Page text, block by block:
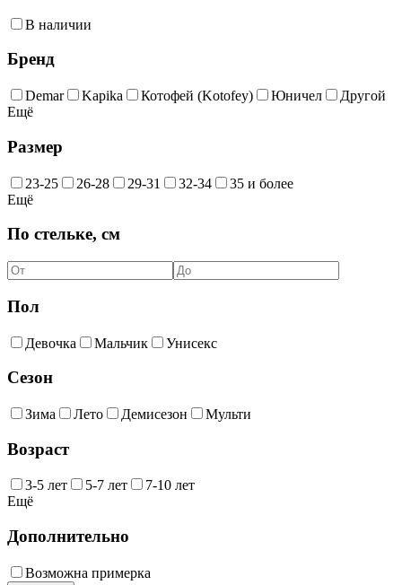
В наличии
Бренд
Demar Kapika Котофей (Kotofey) Юничел
Другой
Ещё
Размер
23-25 26-28 29-31 32-34
35 и более
Ещё
По стельке, см
Пол
Девочка Мальчик Унисекс
Сезон
Зима Лето Демисезон Мульти
Возраст
3-5 лет 5-7 лет
7-10 лет
Ещё
Дополнительно
Возможна примерка